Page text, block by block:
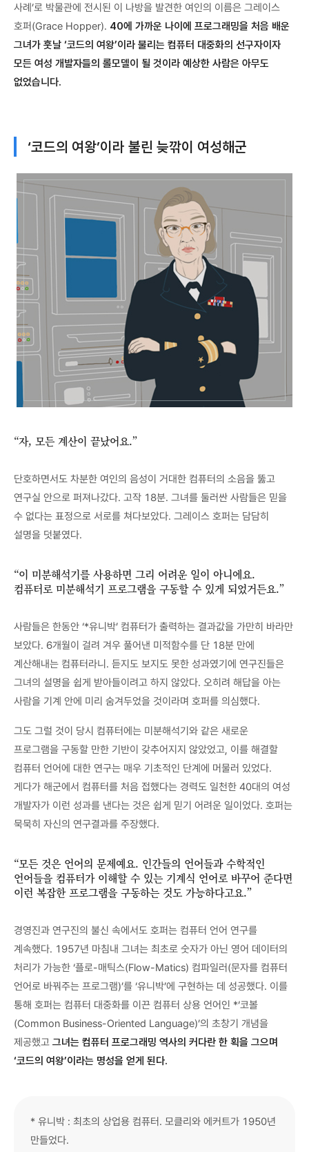
사례’로 박물관에 전시된 이 나방을 발견한 여인의 이름은 그레이스
호퍼(Grace Hopper). 40에 가까운 나이에 프로그래밍을 처음 배운
그녀가 훗날 ‘코드의 여왕’이라 불리는 컴퓨터 대중화의 선구자이자
모든 여성 개발자들의 롤모델이 될 것이라 예상한 사람은 아무도
없었습니다.
‘코드의 여왕’이라 불린 늦깎이 여성해군
“자, 모든 계산이 끝났어요.”
단호하면서도 차분한 여인의 음성이 거대한 컴퓨터의 소음을 뚫고
연구실 안으로 퍼져나갔다. 고작 18분. 그녀를 둘러싼 사람들은 믿을
수 없다는 표정으로 서로를 쳐다보았다. 그레이스 호퍼는 담담히
설명을 덧붙였다.
“이 미분해석기를 사용하면 그리 어려운 일이 아니에요.
컴퓨터로 미분해석기 프로그램을 구동할 수 있게 되었거든요.”
사람들은 한동안 ‘*유니박’ 컴퓨터가 출력하는 결과값을 가만히 바라만
보았다. 6개월이 걸려 겨우 풀어낸 미적함수를 단 18분 만에
계산해내는 컴퓨터라니. 듣지도 보지도 못한 성과였기에 연구진들은
그녀의 설명을 쉽게 받아들이려고 하지 않았다. 오히려 해답을 아는
사람을 기계 안에 미리 숨겨두었을 것이라며 호퍼를 의심했다.
그도 그럴 것이 당시 컴퓨터에는 미분해석기와 같은 새로운
프로그램을 구동할 만한 기반이 갖추어지지 않았었고, 이를 해결할
컴퓨터 언어에 대한 연구는 매우 기초적인 단계에 머물러 있었다.
게다가 해군에서 컴퓨터를 처음 접했다는 경력도 일천한 40대의 여성
개발자가 이런 성과를 낸다는 것은 쉽게 믿기 어려운 일이었다. 호퍼는
묵묵히 자신의 연구결과를 주장했다.
“모든 것은 언어의 문제예요. 인간들의 언어들과 수학적인
언어들을 컴퓨터가 이해할 수 있는 기계식 언어로 바꾸어 준다면
이런 복잡한 프로그램을 구동하는 것도 가능하다고요.”
경영진과 연구진의 불신 속에서도 호퍼는 컴퓨터 언어 연구를
계속했다. 1957년 마침내 그녀는 최초로 숫자가 아닌 영어 데이터의
처리가 가능한 ‘플로-매틱스(Flow-Matics) 컴파일러(문자를 컴퓨터
언어로 바꿔주는 프로그램)’를 ‘유니박’에 구현하는 데 성공했다. 이를
통해 호퍼는 컴퓨터 대중화를 이끈 컴퓨터 상용 언어인 *‘코볼
(Common Business-Oriented Language)’의 초창기 개념을
제공했고 그녀는 컴퓨터 프로그래밍 역사의 커다란 한 획을 그으며
‘코드의 여왕’이라는 명성을 얻게 된다.
* 유니박 : 최초의 상업용 컴퓨터. 모클리와 에커트가 1950년
만들었다.